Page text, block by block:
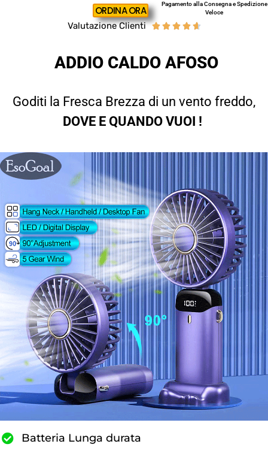
ORDINA ORA
Pagamento alla Consegna e Spedizione
Veloce
Valutazione Clienti     
ADDIO CALDO AFOSO
Goditi la Fresca Brezza di un vento freddo,
DOVE E QUANDO VUOI !
Batteria Lunga durata